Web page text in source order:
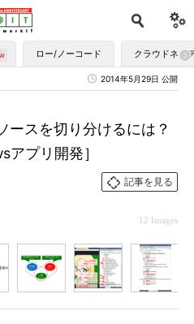
ロー/ノーコード クラウドネイ
2014年5月29日 公開
スを切り分けるには？
アプリ開発］
記事を見る
12 Images